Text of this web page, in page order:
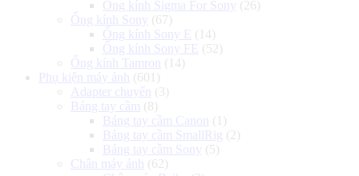
Ống kính Sigma For Sony (26)
Ống kính Sony (67)
Ống kính Sony E
(14)
Ống kính Sony FE
(52)
Ống kính Tamron
(14)
Phụ kiện máy ảnh
(601)
Adapter chuyển
(3)
Báng tay cầm (8)
Báng tay cầm Canon
(1)
Báng tay cầm SmallRig (2)
Báng tay cầm Sony (5)
Chân máy ảnh
(62)